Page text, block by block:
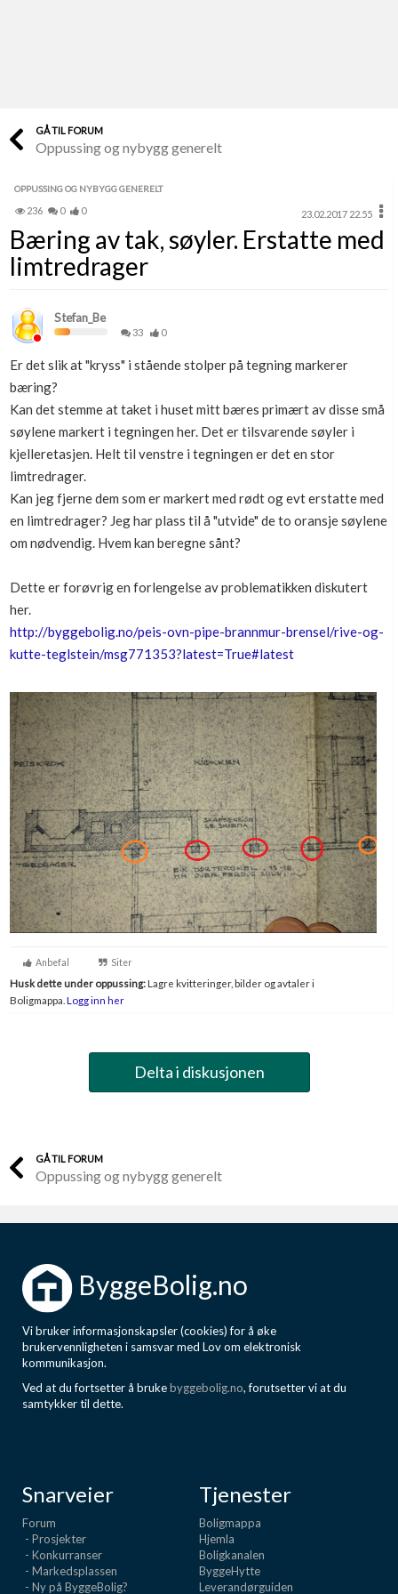
Finn håndverkere
Papirer som mangler
Skaff dokumentasjon som mangler
Kundeservice
Se din bolig? Klikk her
Boligmappa+
Få mer ut av Boligmappa
Nytt
GÅ TIL FORUM
Oppussing og nybygg generelt
OPPUSSING OG NYBYGG GENERELT
236 0 0 23.02.2017 22.55
Bæring av tak, søyler. Erstatte med
limtredrager
Stefan_Be
33 0
Er det slik at "kryss" i stående stolper på tegning markerer
bæring?
Kan det stemme at taket i huset mitt bæres primært av disse små
søylene markert i tegningen her. Det er tilsvarende søyler i
kjelleretasjen. Helt til venstre i tegningen er det en stor
limtredrager.
Kan jeg fjerne dem som er markert med rødt og evt erstatte med
en limtredrager? Jeg har plass til å "utvide" de to oransje søylene
om nødvendig. Hvem kan beregne sånt?
Dette er forøvrig en forlengelse av problematikken diskutert
her.
http://byggebolig.no/peis-ovn-pipe-brannmur-brensel/rive-og-
kutte-teglstein/msg771353?latest=True#latest
Anbefal Siter
Husk dette under oppussing:Lagre kvitteringer, bilder og avtaler i
Boligmappa. Logg inn her
Delta i diskusjonen
GÅ TIL FORUM
Oppussing og nybygg generelt
ByggeBolig.no
Vi bruker informasjonskapsler (cookies) for å øke
brukervennligheten i samsvar med Lov om elektronisk
kommunikasjon.
Ved at du fortsetter å brukebyggebolig.no, forutsetter vi at du
samtykker til dette.
Snarveier
Forum
- Prosjekter
- Konkurranser
- Markedsplassen
- Ny på ByggeBolig?
Tjenester
Boligmappa
Hjemla
Boligkanalen
ByggeHytte
Leverandørguiden